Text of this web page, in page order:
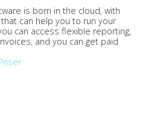
is born in the cloud, with
can help you to run your
can access flexible reporting,
and you can get paid